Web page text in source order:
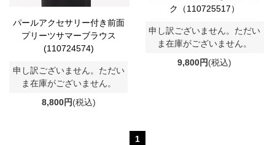
パールアクセサリー付き前面
プリーツサマーブラウス
(110724574)
申し訳ございません。ただい
ま在庫がございません。
8,800円(税込)
ク（110725517）
申し訳ございません。ただい
ま在庫がございません。
9,800円(税込)
1